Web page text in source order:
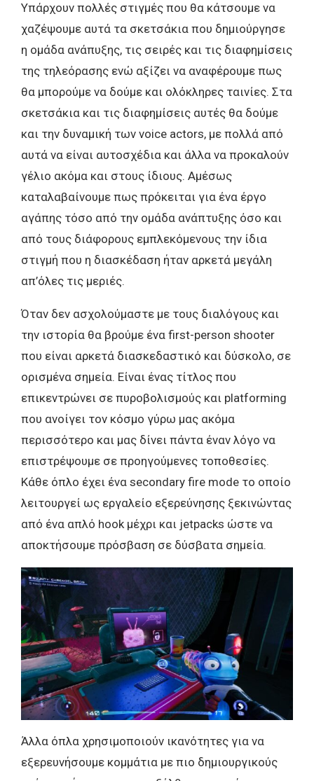
Υπάρχουν πολλές στιγμές που θα κάτσουμε να
χαζέψουμε αυτά τα σκετσάκια που δημιούργησε
η ομάδα ανάπυξης, τις σειρές και τις διαφημίσεις
της τηλεόρασης ενώ αξίζει να αναφέρουμε πως
θα μπορούμε να δούμε και ολόκληρες ταινίες. Στα
σκετσάκια και τις διαφημίσεις αυτές θα δούμε
και την δυναμική των voice actors, με πολλά από
αυτά να είναι αυτοσχέδια και άλλα να προκαλούν
γέλιο ακόμα και στους ίδιους. Αμέσως
καταλαβαίνουμε πως πρόκειται για ένα έργο
αγάπης τόσο από την ομάδα ανάπτυξης όσο και
από τους διάφορους εμπλεκόμενους την ίδια
στιγμή που η διασκέδαση ήταν αρκετά μεγάλη
απ’όλες τις μεριές.
Όταν δεν ασχολούμαστε με τους διαλόγους και
την ιστορία θα βρούμε ένα first-person shooter
που είναι αρκετά διασκεδαστικό και δύσκολο, σε
ορισμένα σημεία. Είναι ένας τίτλος που
επικεντρώνει σε πυροβολισμούς και platforming
που ανοίγει τον κόσμο γύρω μας ακόμα
περισσότερο και μας δίνει πάντα έναν λόγο να
επιστρέψουμε σε προηγούμενες τοποθεσίες.
Κάθε όπλο έχει ένα secondary fire mode το οποίο
λειτουργεί ως εργαλείο εξερεύνησης ξεκινώντας
από ένα απλό hook μέχρι και jetpacks ώστε να
αποκτήσουμε πρόσβαση σε δύσβατα σημεία.
Άλλα όπλα χρησιμοποιούν ικανότητες για να
εξερευνήσουμε κομμάτια με πιο δημιουργικούς